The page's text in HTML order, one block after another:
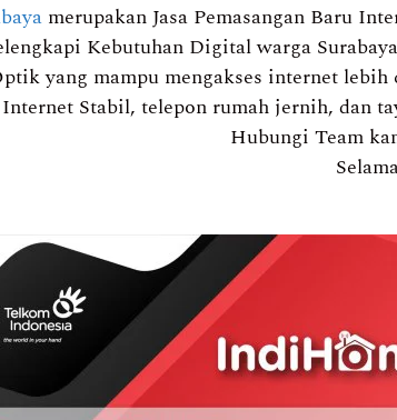
merupakan Jasa Pemasangan Baru
Kebutuhan Digital warga
yang mampu mengakses internet
Stabil, telepon rumah jernih, dan
Hubungi Team